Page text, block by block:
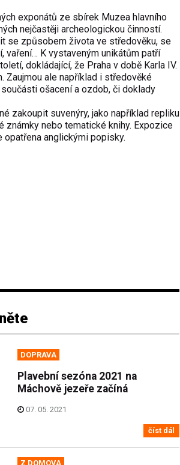
exponátů ze sbírek Muzea hlavního
nejčastěji archeologickou činností.
se způsobem života ve středověku, se
vaření… K vystaveným unikátům patří
dokládající, že Praha v době Karla IV.
Zaujmou ale například i středověké
ošacení a ozdob, či doklady
zakoupit suvenýry, jako například repliku
známky nebo tematické knihy. Expozice
opatřena anglickými popisky.
DOPRAVA
Plavební sezóna 2021 na
Máchově jezeře začíná
07. 05. 2021
číst dál
Z DOMOVA